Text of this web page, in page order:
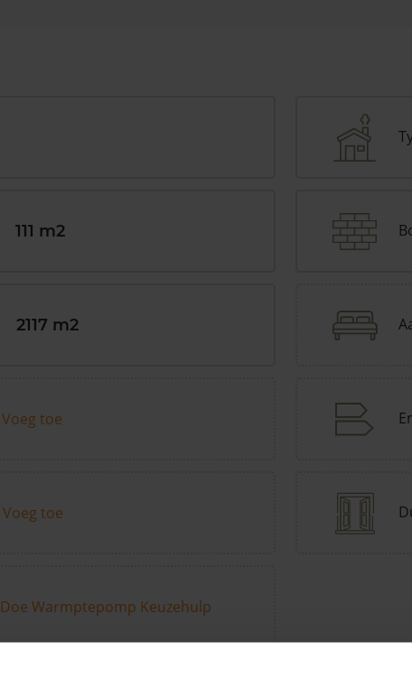
111 m2
2117 m2
Voeg toe
Voeg toe
Doe Warmptepomp Keuzehulp